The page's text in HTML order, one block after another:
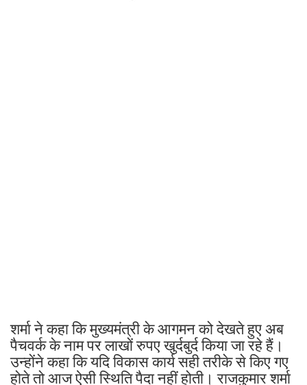
शर्मा ने कहा कि मुख्यमंत्री के आगमन को देखते हुए अब
पैचवर्क के नाम पर लाखों रुपए खुर्दबुर्द किया जा रहे हैं।
उन्होंने कहा कि यदि विकास कार्य सही तरीके से किए गए
होते तो आज ऐसी स्थिति पैदा नहीं होती। राजकुमार शर्मा